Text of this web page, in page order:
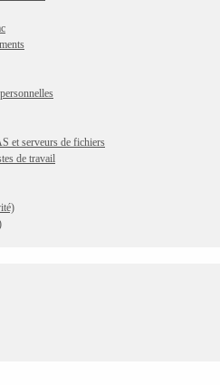
et serveurs de fichiers
de travail
un internet plus sûr pour
Monaco met en place un cadre
aux Monégasques de
Revenons sur les avancées
numérique qui ont non seulement
opportunités mais qui ont aussi
numérique, plus sûr pour les
Monégasque de Sécurité